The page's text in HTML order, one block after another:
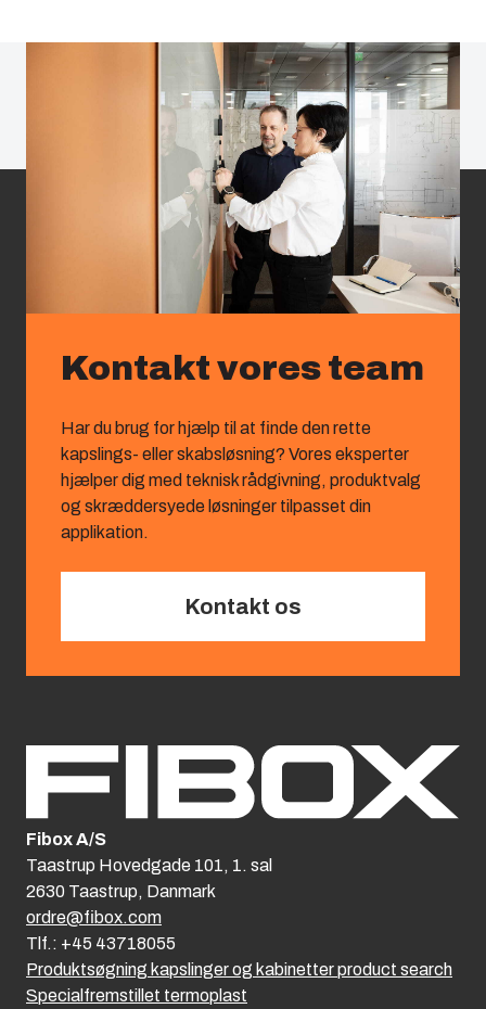
Kontakt vores team
Har du brug for hjælp til at finde den rette
kapslings‑ eller skabsløsning? Vores eksperter
hjælper dig med teknisk rådgivning, produktvalg
og skræddersyede løsninger tilpasset din
applikation.
Kontakt os
Produktsøgning kapslinger og kabinetter product search
Specialfremstillet termoplast
Fibox A/S
Taastrup Hovedgade 101, 1. sal
2630 Taastrup, Danmark
ordre@fibox.com
Tlf.: +45 43718055